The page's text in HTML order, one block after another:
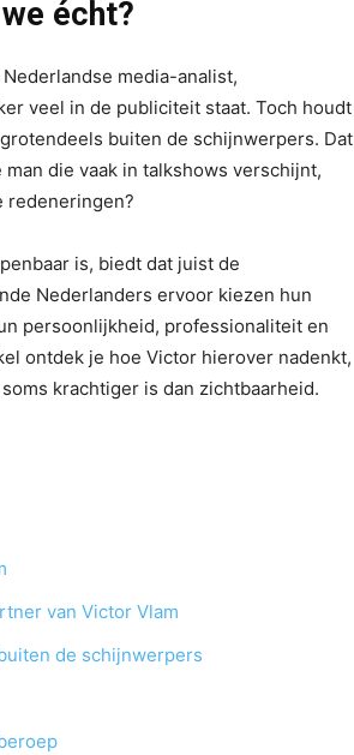
écht?
media-analist,
veel in de publiciteit staat. Toch houdt
buiten de schijnwerpers. Dat
die vaak in talkshows verschijnt,
redeneringen?
is, biedt dat juist de
Nederlanders ervoor kiezen hun
persoonlijkheid, professionaliteit en
ontdek je hoe Victor hierover nadenkt,
krachtiger is dan zichtbaarheid.
van Victor Vlam
de schijnwerpers